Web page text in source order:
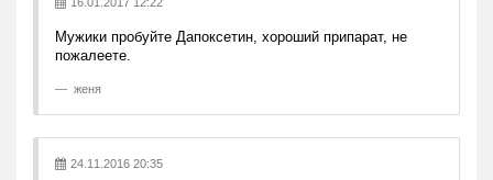
Мужики пробуйте Дапоксетин, хороший припарат, не
пожалеете.
женя
24.11.2016 20:35